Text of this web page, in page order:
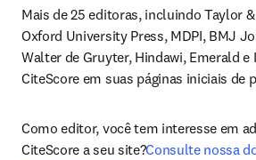
Mais de 25 editoras, incluindo Taylor
Oxford University Press, MDPI, BMJ
Walter de Gruyter, Hindawi, Emerald e
CiteScore em suas páginas iniciais de
Como editor, você tem interesse em
CiteScore a seu site?Consulte nossa